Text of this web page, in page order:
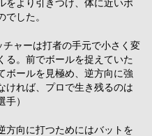
をより引きつけ、体に近いポ
した。
チャーは打者の手元で小さく変
る。前でボールを捉えていた
ボールを見極め、逆方向に強
ければ、プロで生き残るのは
）
向に打つためにはバットを